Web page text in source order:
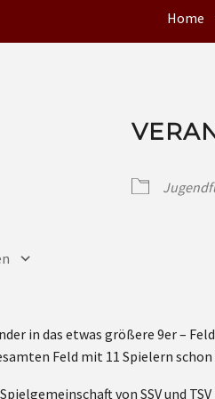
Home
in das etwas größere 9er –
Feld mit 11 Spielern
von SSV und